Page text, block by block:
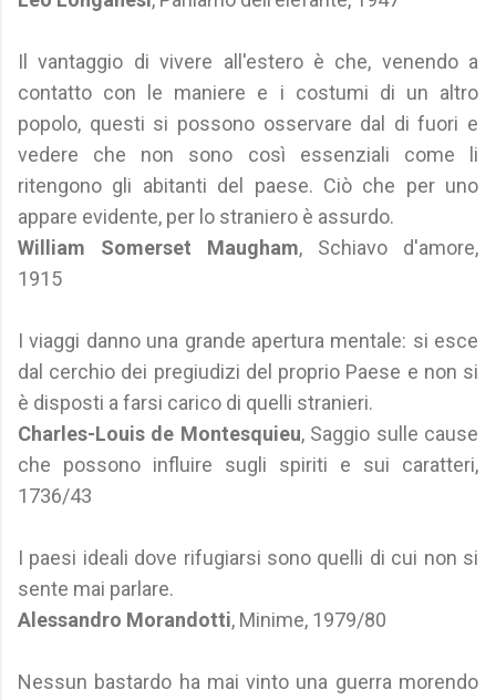
Il vantaggio di vivere all'estero è che, venendo a
contatto con le maniere e i costumi di un altro
popolo, questi si possono osservare dal di fuori e
vedere che non sono così essenziali come li
ritengono gli abitanti del paese. Ciò che per uno
appare evidente, per lo straniero è assurdo.
William Somerset Maugham, Schiavo d'amore,
1915
I viaggi danno una grande apertura mentale: si esce
dal cerchio dei pregiudizi del proprio Paese e non si
è disposti a farsi carico di quelli stranieri.
Charles-Louis de Montesquieu, Saggio sulle cause
che possono influire sugli spiriti e sui caratteri,
1736/43
I paesi ideali dove rifugiarsi sono quelli di cui non si
sente mai parlare.
Alessandro Morandotti, Minime, 1979/80
Nessun bastardo ha mai vinto una guerra morendo